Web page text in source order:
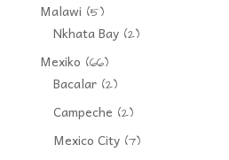
Malawi (5)
Nkhata Bay(2)
Mexiko (66)
Bacalar(2)
Campeche (2)
Mexico City(7)